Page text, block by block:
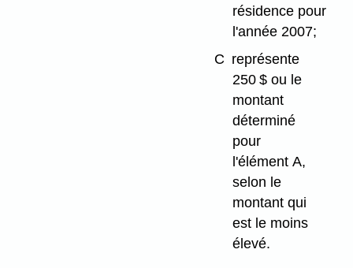
résidence pour
l'année 2007;
C représente
250 $ ou le
montant
déterminé
pour
l'élément A,
selon le
montant qui
est le moins
élevé.